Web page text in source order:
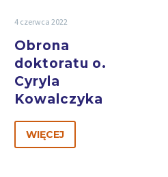
4 czerwca 2022
Obrona
doktoratu o.
Cyryla
Kowalczyka
WIĘCEJ